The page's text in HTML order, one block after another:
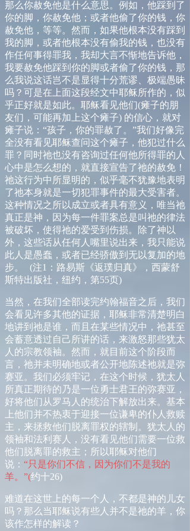
那么你赦免他是什么意思。例如，他踩到了
你的脚，你赦免他；或者他偷了你的钱，你
赦免他，等等。然而，如果他根本没有踩到
我的脚，或者他根本没有偷我的钱，也没有
作任何事得罪我，我却大言不惭地告诉他，
我要赦免他踩到你的脚或者偷了你的钱，那
么我说这话岂不是显得十分荒谬、极端愚昧
吗？可是在上面这段经文中耶稣所作的，似
乎正好就是如此。耶稣看见他们(瘫子的朋
友们，可能再加上这个瘫子) 的信心，就对
瘫子说： “孩子，你的罪赦了。 ”我们好像完
全没有看见耶稣查问这个瘫子，他犯过什么
罪？同时祂也没有咨询过任何他所得罪的人
心中是怎么想的，就直接宣告了祂的赦免！
祂这行为中所显明的，似乎毫不犹豫地表明
了祂本身就是一切犯罪事件的最大受害者。
这种情况之所以成立或者具有意义，唯当祂
真正是神，因为每一件罪案总是叫祂的律法
被破坏，使得祂的爱受到伤损。除了神以
外，这些话从任何人嘴里说出来，我只能说
此人是愚蠢，或者已经骄傲到无以复加的地
步。
(注1 ：路易斯《返璞归真》，西蒙舒
斯特出版社，纽约，第55页)
当然，在我们全部读完约翰福音之后，我们
会看见许多其他的证据，耶稣非常清楚明白
地讲到祂是谁，而且在某些情况中，祂甚至
会蓄意透过自己所讲的话，来激怒那些犹太
人的宗教领袖。然而，就目前这个阶段而
言，祂并未明确地或者公开地陈述祂就是弥
赛亚。我们必须牢记，在这个时候，犹太人
所真正期待的乃是一位勇士君王的弥赛亚，
好将他们从罗马人的统治下解放出来。基本
上他们并不热衷于迎接一位谦卑的仆人救赎
主，来拯救他们脱离罪权的辖制。犹太人的
领袖和法利赛人，没有看见他们需要一位救
他们脱离罪的救主；所以耶稣对他们
说： “只是你们不信，因为你们不是我的
羊。”(约十26)
难道在这世上的每一个人，不都是神的儿女
吗？那么当耶稣说有些人并不是祂的羊，你
该作怎样的解读？